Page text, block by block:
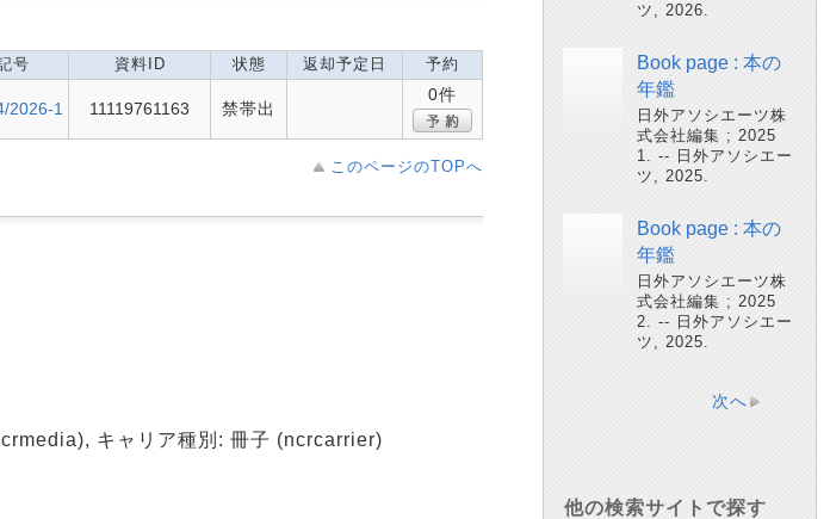
号 資料ID 状態 返却予定日 予約
2026-1 11119761163 禁帯出
0件
このページのTOPへ
キャリア種別: 冊子 (ncrcarrier)
ツ, 2026.
Book page : 本の
年鑑
日外アソシエーツ株
式会社編集 ; 2025
1. -- 日外アソシエー
ツ, 2025.
Book page : 本の
年鑑
日外アソシエーツ株
式会社編集 ; 2025
2. -- 日外アソシエー
ツ, 2025.
次へ
他の検索サイトで探す